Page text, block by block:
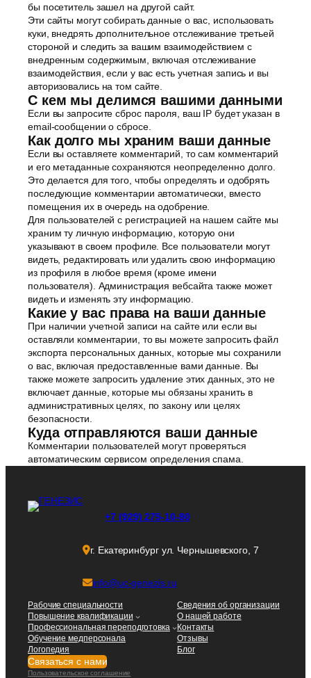
бы посетитель зашел на другой сайт.
Эти сайты могут собирать данные о вас, использовать
куки, внедрять дополнительное отслеживание третьей
стороной и следить за вашим взаимодействием с
внедренным содержимым, включая отслеживание
взаимодействия, если у вас есть учетная запись и вы
авторизовались на том сайте.
С кем мы делимся вашими данными
Если вы запросите сброс пароля, ваш IP будет указан в
email-сообщении о сбросе.
Как долго мы храним ваши данные
Если вы оставляете комментарий, то сам комментарий
и его метаданные сохраняются неопределенно долго.
Это делается для того, чтобы определять и одобрять
последующие комментарии автоматически, вместо
помещения их в очередь на одобрение.
Для пользователей с регистрацией на нашем сайте мы
храним ту личную информацию, которую они
указывают в своем профиле. Все пользователи могут
видеть, редактировать или удалить свою информацию
из профиля в любое время (кроме имени
пользователя). Администрация вебсайта также может
видеть и изменять эту информацию.
Какие у вас права на ваши данные
При наличии учетной записи на сайте или если вы
оставляли комментарии, то вы можете запросить файл
экспорта персональных данных, которые мы сохранили
о вас, включая предоставленные вами данные. Вы
также можете запросить удаление этих данных, это не
включает данные, которые мы обязаны хранить в
административных целях, по закону или целях
безопасности.
Куда отправляются ваши данные
Комментарии пользователей могут проверяться
автоматическим сервисом определения спама.
+7 (929) 275-10-80
г. Екатеринбург ул. Чернышевского, 7
info@uc-genezis.ru
Рабочие специальности
Повышение квалификации
Профессиональная переподготовка
Обучение медперсонала
Логопедия
Сведения об организации
О нашей работе
Контакты
Отзывы
Блог
Связаться с нами
Пользовательское соглашение